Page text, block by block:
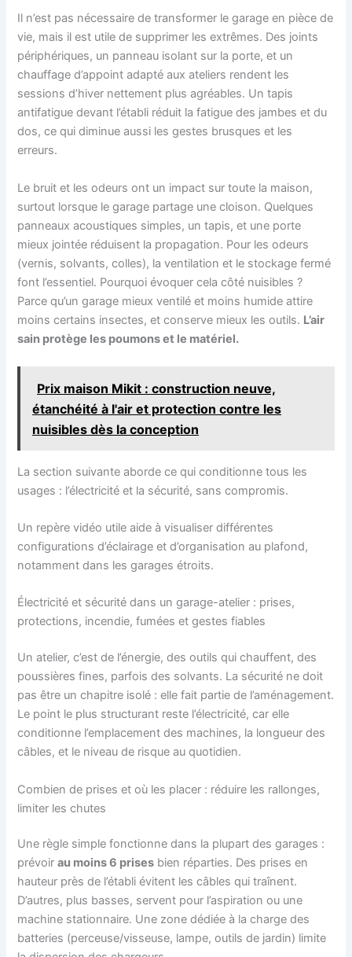
Il n’est pas nécessaire de transformer le garage en pièce de
vie, mais il est utile de supprimer les extrêmes. Des joints
périphériques, un panneau isolant sur la porte, et un
chauffage d’appoint adapté aux ateliers rendent les
sessions d’hiver nettement plus agréables. Un tapis
antifatigue devant l’établi réduit la fatigue des jambes et du
dos, ce qui diminue aussi les gestes brusques et les
erreurs.
Le bruit et les odeurs ont un impact sur toute la maison,
surtout lorsque le garage partage une cloison. Quelques
panneaux acoustiques simples, un tapis, et une porte
mieux jointée réduisent la propagation. Pour les odeurs
(vernis, solvants, colles), la ventilation et le stockage fermé
font l’essentiel. Pourquoi évoquer cela côté nuisibles ?
Parce qu’un garage mieux ventilé et moins humide attire
moins certains insectes, et conserve mieux les outils. L’air
sain protège les poumons et le matériel.
Prix maison Mikit : construction neuve,
étanchéité à l'air et protection contre les
nuisibles dès la conception
La section suivante aborde ce qui conditionne tous les
usages : l’électricité et la sécurité, sans compromis.
Un repère vidéo utile aide à visualiser différentes
configurations d’éclairage et d’organisation au plafond,
notamment dans les garages étroits.
Électricité et sécurité dans un garage-atelier : prises,
protections, incendie, fumées et gestes fiables
Un atelier, c’est de l’énergie, des outils qui chauffent, des
poussières fines, parfois des solvants. La sécurité ne doit
pas être un chapitre isolé : elle fait partie de l’aménagement.
Le point le plus structurant reste l’électricité, car elle
conditionne l’emplacement des machines, la longueur des
câbles, et le niveau de risque au quotidien.
Combien de prises et où les placer : réduire les rallonges,
limiter les chutes
Une règle simple fonctionne dans la plupart des garages :
prévoirau moins 6 prises bien réparties. Des prises en
hauteur près de l’établi évitent les câbles qui traînent.
D’autres, plus basses, servent pour l’aspiration ou une
machine stationnaire. Une zone dédiée à la charge des
batteries (perceuse/visseuse, lampe, outils de jardin) limite